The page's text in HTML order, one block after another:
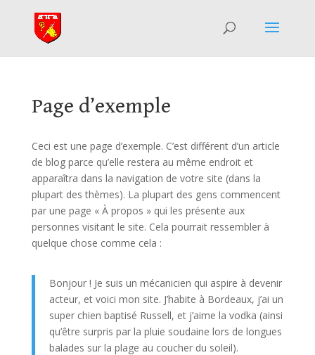
Page d’exemple
Ceci est une page d’exemple. C’est différent d’un article
de blog parce qu’elle restera au même endroit et
apparaîtra dans la navigation de votre site (dans la
plupart des thèmes). La plupart des gens commencent
par une page « À propos » qui les présente aux
personnes visitant le site. Cela pourrait ressembler à
quelque chose comme cela :
Bonjour ! Je suis un mécanicien qui aspire à devenir
acteur, et voici mon site. J’habite à Bordeaux, j’ai un
super chien baptisé Russell, et j’aime la vodka (ainsi
qu’être surpris par la pluie soudaine lors de longues
balades sur la plage au coucher du soleil).